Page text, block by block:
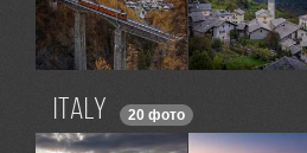
Italy 20 фото